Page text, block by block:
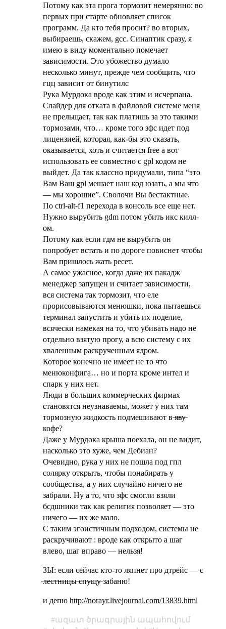
Потому как эта прога тормозит немерянно: во
первых при старте обновляет список
программ. Да кто тебя просит? во вторых,
выбираешь, скажем, gcc. Синаптик сразу, я
имею в виду моментально помечает
зависимости. Это убожество думало
несколько минут, прежде чем сообщить, что
гцц зависит от бинутилс
Рука Мурдока вроде как этим и исчерпана.
Слайдер для отката в файловой системе меня
не прельщает, так как платишь за это такими
тормозами, что… кроме того зфс идет под
лицензией, которая, как-бы это сказать,
оказывается, хоть и считается free а вот
использовать ее совместно с gpl кодом не
выйдет. Да так классно придумали, типа “это
Вам Ваш gpl мешает наш код юзать, а мы что
— мы хорошие”. Сволочи Вы бестактные.
По ctrl-alt-f1 перехода в консоль все еще нет.
Нужно вырубить gdm потом убить икс килл-
ом.
Потому как если гдм не вырубить он
попробует встать и по дороге повиснет чтобы
Вам пришлось жать ресет.
А самое ужасное, когда даже их пакадж
менеджер запущен и считает зависимости,
вся система так тормозит, что еле
прорисовываются менюшки, пока пытаешься
терминал запустить и убить их поделие,
всячески намекая на то, что убивать надо не
отдельно взятую прогу, а всю систему с их
хваленным раскрученным ядром.
Которое конечно не имеет не то что
менюконфига… но и порта кроме интел и
спарк у них нет.
Люди в больших коммерческих фирмах
становятся неузнаваемы, может у них там
тормозную жидкость подмешивают в ̶я̶в̶у̶
кофе?
Даже у Мурдока крыша поехала, он не видит,
насколько это хуже, чем Дебиан?
Очевидно, рука у них не пошла под гпл
солярку открыть, чтобы понабирать у
сообщества, а у них случайно ничего не
забрали. Ну а то, что зфс смогли взяли
бсдшники так как религия позволяет — это
ничего — их же мало.
С таким эгоистичным подходом, системы не
раскручивают : вроде как открыто а шаг
влево, шаг вправо — нельзя!
ЗЫ: если сейчас кто-то ляпнет про дтрейс — ̶с̶
̶л̶е̶с̶т̶н̶и̶ц̶ы̶ ̶с̶п̶у̶щ̶у̶ забаню!
и депю http://norayr.livejournal.com/13839.html
ազատ ծրագրային ապահովում